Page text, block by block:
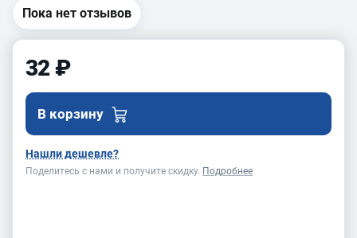
Пока нет отзывов
32 ₽
В корзину
Нашли дешевле?
Поделитесь с нами и получите скидку. Подробнее